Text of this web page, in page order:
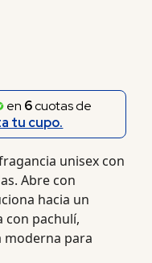
en 6cuotas de
tu cupo.
unisex con
Abre con
hacia un
con pachulí,
moderna para